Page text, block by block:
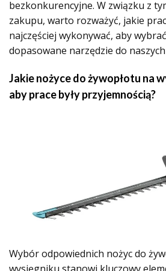
bezkonkurencyjne. W związku z
zakupu, warto rozważyć, jakie
najczęściej wykonywać, aby
dopasowane narzędzie do
Jakie nożyce do żywopłotu na
aby prace były przyjemnością?
Wybór odpowiednich nożyc do